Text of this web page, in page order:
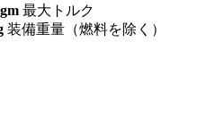
最大トルク
装備重量（燃料を除く）